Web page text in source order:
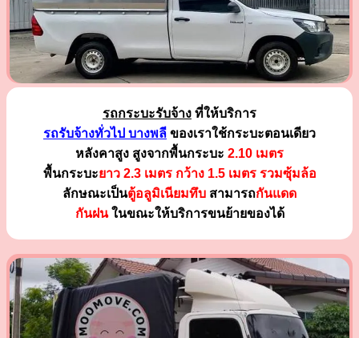
รถกระบะรับจ้าง ที่ให้บริการ
รถรับจ้างทั่วไป บางพลี ของเราใช้กระบะตอนเดียว
หลังคาสูง สูงจากพื้นกระบะ 2.10 เมตร
พื้นกระบะยาว 2.3 เมตร กว้าง 1.5 เมตร รวมซุ้มล้อ
ลักษณะเป็นตู้อลูมิเนียมทึบ สามารถกันแดด
กันฝนในขณะให้บริการขนย้ายของได้